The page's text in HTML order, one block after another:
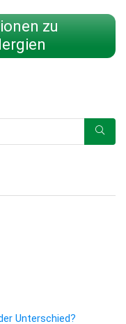
zu
Unterschied?